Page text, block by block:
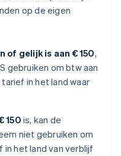
op de eigen
of gelijk is aan € 150,
gebruiken om btw aan
in het land waar
150 is, kan de
niet gebruiken om
het land van verblijf